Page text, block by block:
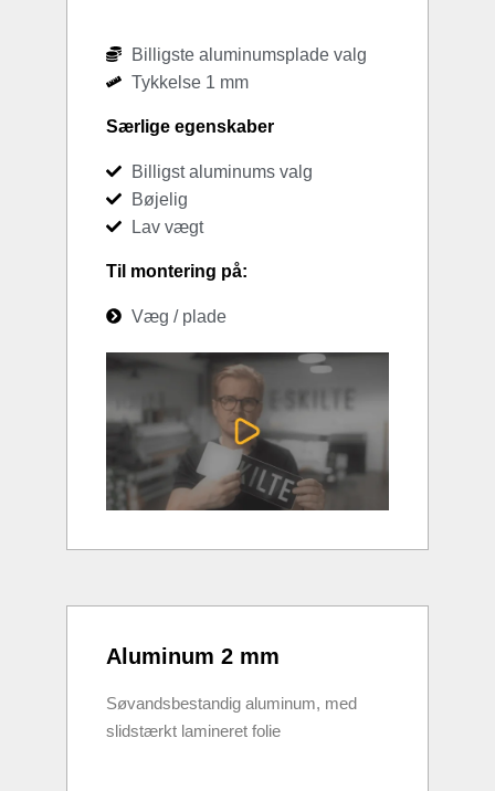
Billigste aluminumsplade valg
Tykkelse 1 mm
Særlige egenskaber
Billigst aluminums valg
Bøjelig
Lav vægt
Til montering på:
Væg / plade
Aluminum 2 mm
Søvandsbestandig aluminum, med
slidstærkt lamineret folie